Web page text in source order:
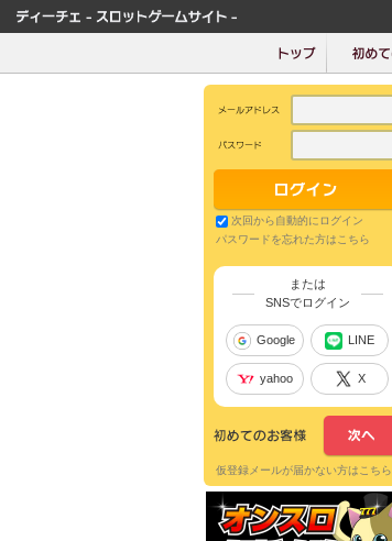
次回から自動的にログイン
パスワードを忘れた方はこちら
または
SNSでログイン
Google LINE
yahoo X
仮登録メールが届かない方はこちら